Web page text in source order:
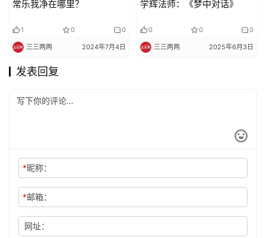
常乐我净在哪里？
1 0 0
三三两两 2024年7月4日
学辉法师：《梦中对话》
0 0 0
三三两两 2025年6月3日
发表回复
*昵称：
*邮箱：
网址：